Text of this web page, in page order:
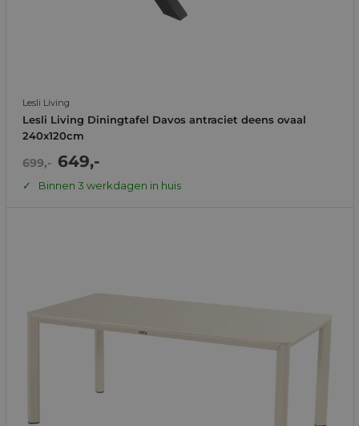
Lesli Living
Lesli Living Diningtafel Davos antraciet deens ovaal
240x120cm
Normale
prijs
699,- Actie
prijs
649,-
Binnen 3 werkdagen in huis